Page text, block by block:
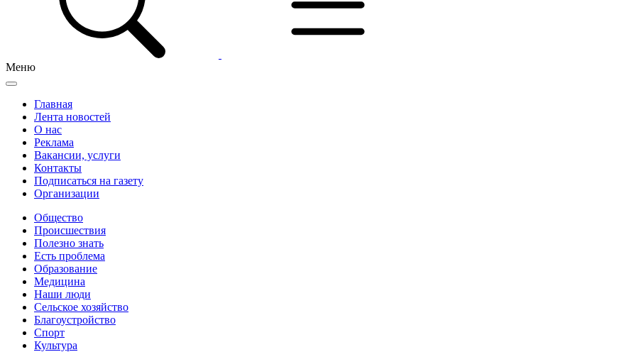
Меню
Главная
Лента новостей
О нас
Реклама
Вакансии, услуги
Контакты
Подписаться на газету
Организации
Общество
Происшествия
Полезно знать
Есть проблема
Образование
Медицина
Наши люди
Сельское хозяйство
Благоустройство
Спорт
Культура